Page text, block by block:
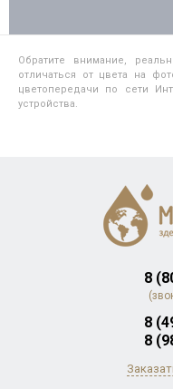
Обратите внимание,
отличаться от цвета на
цветопередачи по сети
устройства.
8
8
8